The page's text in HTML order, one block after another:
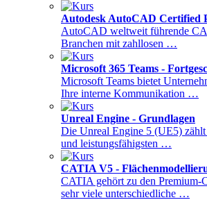
Autodesk AutoCAD Certified
AutoCAD weltweit führende
Branchen mit zahllosen …
Microsoft 365 Teams -
Microsoft Teams bietet
Ihre interne Kommunikation …
Unreal Engine - Grundlagen
Die Unreal Engine 5 (UE5) zählt
und leistungsfähigsten …
CATIA V5 -
CATIA gehört zu den Premium-
sehr viele unterschiedliche …